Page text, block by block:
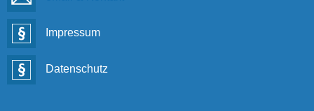
Impressum
Datenschutz